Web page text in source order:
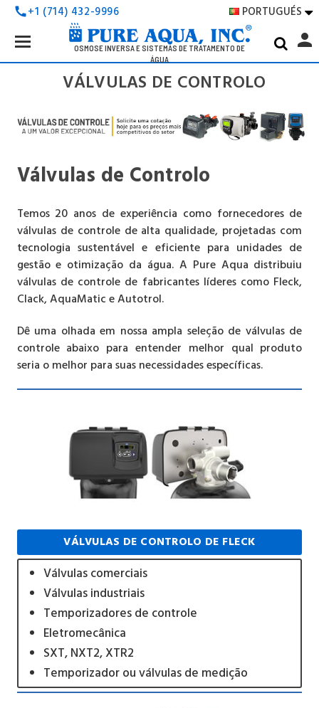
call+1 (714) 432-9996 PORTUGUÉS 
OSMOSE INVERSA E SISTEMAS DE TRATAMENTO DE
ÁGUA
Search
Keyword:
person
VÁLVULAS DE CONTROLO
Válvulas de Controlo
Temos 20 anos de experiência como fornecedores de
válvulas de controle de alta qualidade, projetadas com
tecnologia sustentável e eficiente para unidades de
gestão e otimização da água. A Pure Aqua distribuiu
válvulas de controle de fabricantes líderes como Fleck,
Clack, AquaMatic e Autotrol.
Dê uma olhada em nossa ampla seleção de válvulas de
controle abaixo para entender melhor qual produto
seria o melhor para suas necessidades específicas.
VÁLVULAS DE CONTROLO DE FLECK
Válvulas comerciais
Válvulas industriais
Temporizadores de controle
Eletromecânica
SXT, NXT2, XTR2
Temporizador ou válvulas de medição